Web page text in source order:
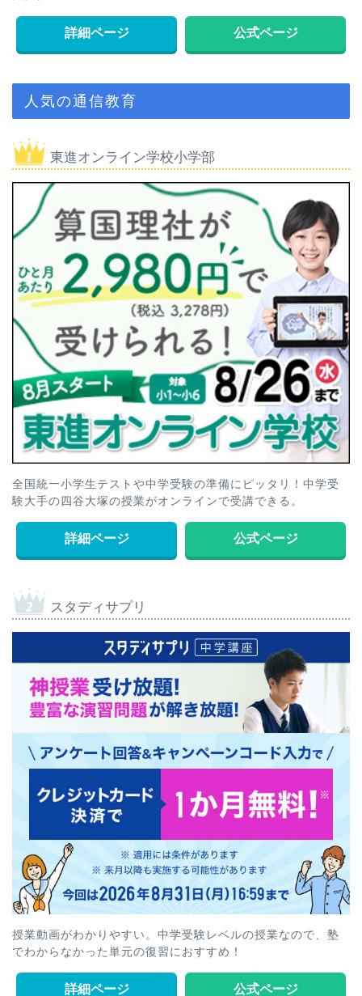
詳細ページ 公式ページ
人気の通信教育
東進オンライン学校小学部
全国統一小学生テストや中学受験の準備にピッタリ！中学受
験大手の四谷大塚の授業がオンラインで受講できる。
詳細ページ 公式ページ
スタディサプリ
授業動画がわかりやすい。中学受験レベルの授業なので、塾
でわからなかった単元の復習におすすめ！
詳細ページ 公式ページ